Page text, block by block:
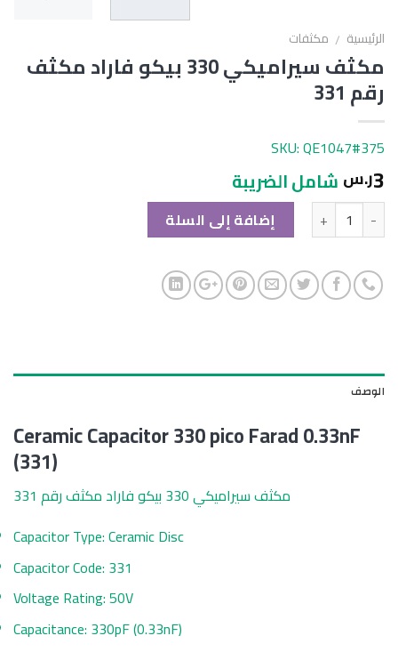
الرئيسية / مكثفات
مكثف سيراميكي 330 بيكو فاراد مكثف
رقم 331
SKU: QE1047#375
3ر.س شامل الضريبة
الكمية إضافة إلى السلة
الوصف
Ceramic Capacitor 330 pico Farad 0.33nF
(331)
مكثف سيراميكي 330 بيكو فاراد مكثف رقم 331
Capacitor Type: Ceramic Disc
Capacitor Code: 331
Voltage Rating: 50V
Capacitance: 330pF (0.33nF)